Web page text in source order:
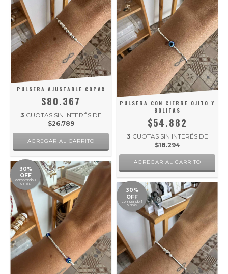
PULSERA AJUSTABLE COPAX
$80.367
3 CUOTAS SIN INTERÉS DE
$26.789
PULSERA CON CIERRE OJITO Y
BOLITAS
$54.882
3 CUOTAS SIN INTERÉS DE
$18.294
30%
OFF
comprando 1
o más
30%
OFF
comprando 1
o más